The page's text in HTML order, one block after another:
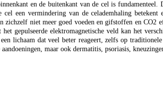
en de buitenkant van de cel is fundamenteel.
een vermindering van de celademhaling
niet meer goed voeden en gifstoffen en
gepulseerde elektromagnetische veld kan het
lichaam dat veel beter reageert, zelfs op
maar ook dermatitis, psoriasis,